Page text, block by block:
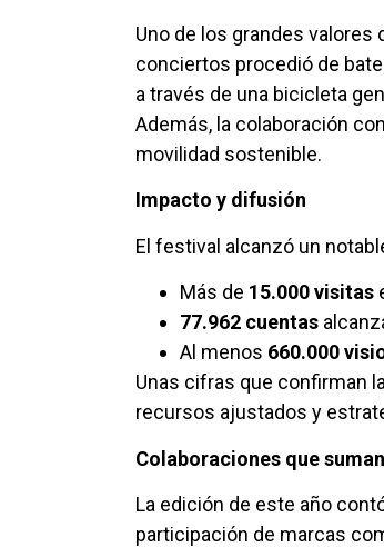
Uno de los grandes valores
conciertos procedió de
a través de una bicicleta
Además, la colaboración
movilidad sostenible.
Impacto y difusión
El festival alcanzó un
Más de 15.000 visitas
77.962 cuentas
Al menos 660.000
Unas cifras que confirman
recursos ajustados y
Colaboraciones que
La edición de este año
participación de marcas